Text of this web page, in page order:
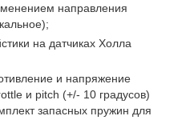
направления
на датчиках Холла
и напряжение
и pitch (+/- 10 градусов)
запасных пружин для